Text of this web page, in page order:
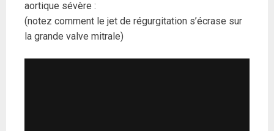
aortique sévère :
(notez comment le jet de régurgitation s’écrase sur
la grande valve mitrale)